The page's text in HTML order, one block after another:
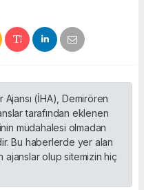
Ajansı (İHA), Demirören
tarafından eklenen
müdahalesi olmadan
Bu haberlerde yer alan
olup sitemizin hiç